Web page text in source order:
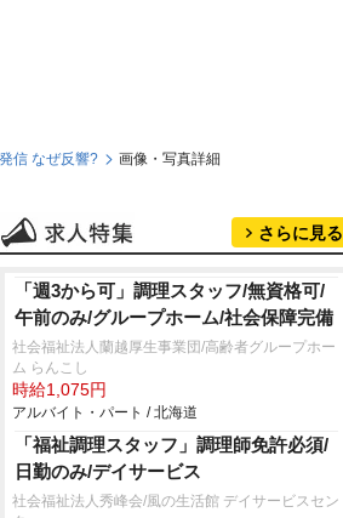
信 なぜ反響? 画像・写真詳細
さらに見る
「週3から可」調理スタッフ/無資格可/
午前のみ/グループホーム/社会保障完備
社会福祉法人蘭越厚生事業団/高齢者グループホー
ム らんこし
時給1,075円
アルバイト・パート / 北海道
「福祉調理スタッフ」調理師免許必須/
日勤のみ/デイサービス
社会福祉法人秀峰会/風の生活館 デイサービスセン